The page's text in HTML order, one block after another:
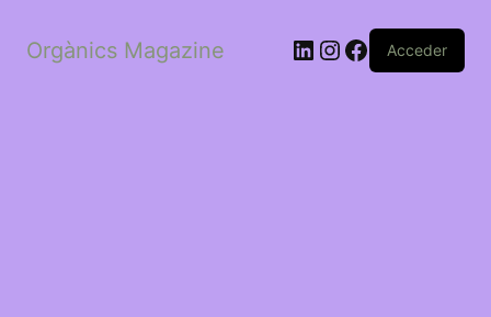
Orgànics Magazine LinkedIn
Instagram
Facebook
Acceder